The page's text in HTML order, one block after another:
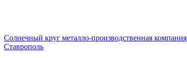
Солнечный круг металло-производственная компания
Ставрополь